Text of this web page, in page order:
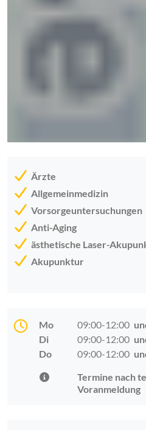
Ärzte
Allgemeinmedizin
Vorsorgeuntersuchungen
Anti-Aging
ästhetische Laser-
Akupunktur
Mo 09:00-12:00
Di
09:00-12:00
Do
09:00-12:00
Termine nach
Voranmeldung